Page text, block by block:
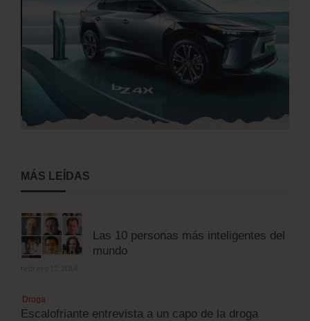
MÁS LEÍDAS
Las 10 personas más inteligentes del
mundo
Droga
Escalofriante entrevista a un capo de la droga